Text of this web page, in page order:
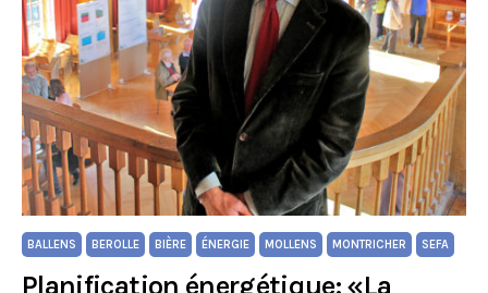
BALLENS BEROLLE BIÈRE ÉNERGIE MOLLENS MONTRICHER SEFA
Planification énergétique: «La